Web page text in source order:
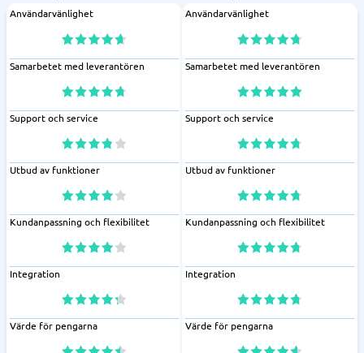
Användarvänlighet
Samarbetet med leverantören
Support och service
Utbud av funktioner
Kundanpassning och flexibilitet
Integration
Värde för pengarna
Användarvänlighet
Samarbetet med leverantören
Support och service
Utbud av funktioner
Kundanpassning och flexibilitet
Integration
Värde för pengarna